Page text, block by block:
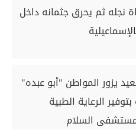
نجله ثم يحرق جثمانه داخل
يزور المواطن "أبو عبده"
الرعاية الطبية
السلام